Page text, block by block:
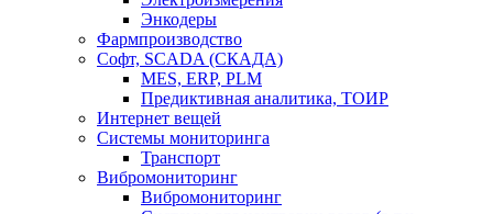
Энкодеры
Фармпроизводство
Софт, SCADA (СКАДА)
MES, ERP, PLM
Предиктивная аналитика, ТОИР
Интернет вещей
Системы мониторинга
Транспорт
Вибромониторинг
Вибромониторинг